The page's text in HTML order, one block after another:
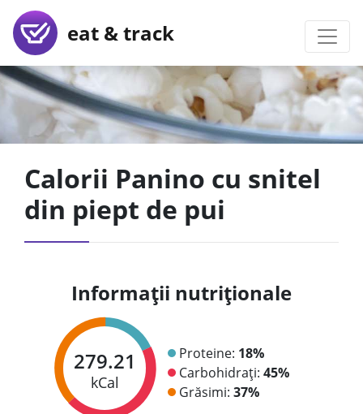
eat & track
Calorii Panino cu snitel
din piept de pui
Informații nutriționale
279.21
kCal
Proteine: 18%
Carbohidrați: 45%
Grăsimi: 37%